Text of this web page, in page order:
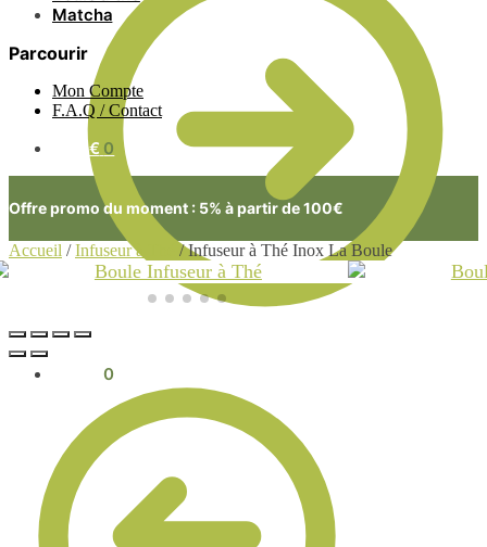
0
Matcha
Parcourir
Mon Compte
F.A.Q / Contact
0.00€ 0
Offre promo du moment : 5% à partir de 100€
Accueil /Infuseur à Thé /Infuseur à Thé Inox La Boule